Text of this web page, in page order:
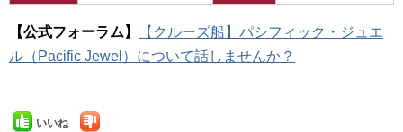
【公式フォーラム】
【クルーズ船】パシフィック・ジュエ
ル（Pacific Jewel）について話しませんか？
いいね